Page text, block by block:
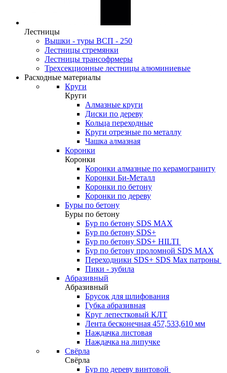
Лестницы
Вышки - туры ВСП - 250
Лестницы стремянки
Лестницы трансофрмеры
Трехсекционные лестницы алюминиевые
Расходные материалы
Круги
Круги
Алмазные круги
Диски по дереву
Кольца переходные
Круги отрезные по металлу
Чашка алмазная
Коронки
Коронки
Коронки алмазные по керамограниту
Коронки Би-Металл
Коронки по бетону
Коронки по дереву
Буры по бетону
Буры по бетону
Бур по бетону SDS MAX
Бур по бетону SDS+
Бур по бетону SDS+ HILTI
Бур по бетону проломной SDS MAX
Переходники SDS+ SDS Max патроны
Пики - зубила
Абразивный
Абразивный
Брусок для шлифования
Губка абразивная
Круг лепестковый КЛТ
Лента бесконечная 457,533,610 мм
Наждачка листовая
Наждачка на липучке
Свёрла
Свёрла
Бур по дереву винтовой